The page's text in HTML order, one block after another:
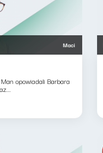
Maciej
opowiadali Barbara